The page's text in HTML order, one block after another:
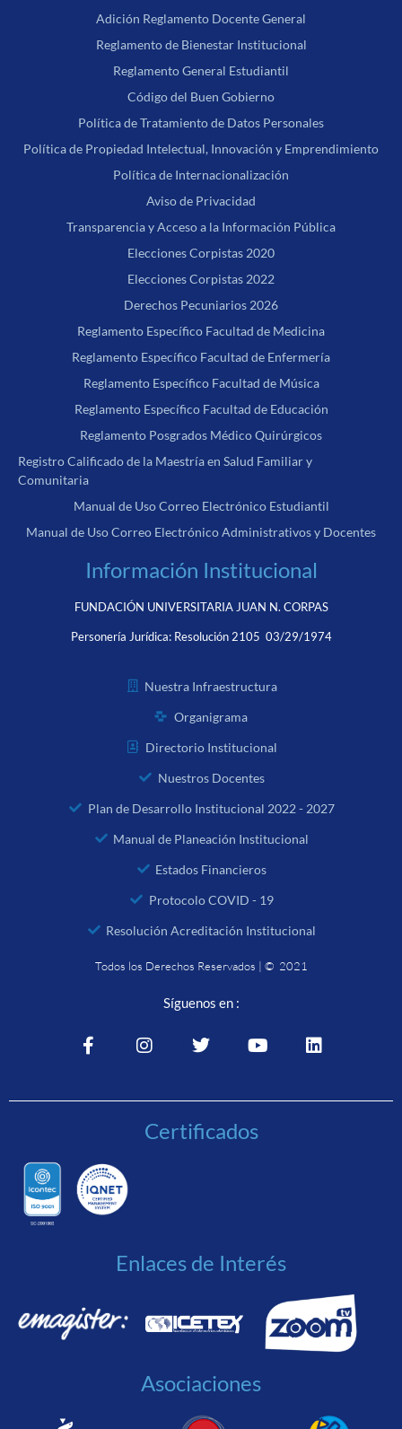
Adición Reglamento Docente General
Reglamento de Bienestar Institucional
Reglamento General Estudiantil
Código del Buen Gobierno
Política de Tratamiento de Datos Personales
Política de Propiedad Intelectual, Innovación y Emprendimiento
Política de Internacionalización
Aviso de Privacidad
Transparencia y Acceso a la Información Pública
Elecciones Corpistas 2020
Elecciones Corpistas 2022
Derechos Pecuniarios 2026
Reglamento Específico Facultad de Medicina
Reglamento Específico Facultad de Enfermería
Reglamento Específico Facultad de Música
Reglamento Específico Facultad de Educación
Reglamento Posgrados Médico Quirúrgicos
Registro Calificado de la Maestría en Salud Familiar y
Comunitaria
Manual de Uso Correo Electrónico Estudiantil
Manual de Uso Correo Electrónico Administrativos y Docentes
Información Institucional
FUNDACIÓN UNIVERSITARIA JUAN N. CORPAS
Personería Jurídica: Resolución 2105 03/29/1974
Nuestra Infraestructura
Organigrama
Directorio Institucional
Nuestros Docentes
Plan de Desarrollo Institucional 2022 - 2027
Manual de Planeación Institucional
Estados Financieros
Protocolo COVID - 19
Resolución Acreditación Institucional
Todos los Derechos Reservados | © 2021
Síguenos en :
Certificados
Enlaces de Interés
Asociaciones